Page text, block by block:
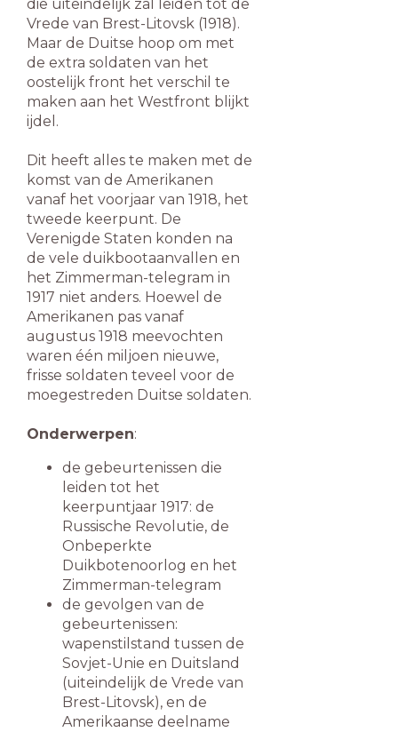
die uiteindelijk zal leiden tot de
Vrede van Brest-Litovsk (1918).
Maar de Duitse hoop om met
de extra soldaten van het
oostelijk front het verschil te
maken aan het Westfront blijkt
ijdel.
Dit heeft alles te maken met de
komst van de Amerikanen
vanaf het voorjaar van 1918, het
tweede keerpunt. De
Verenigde Staten konden na
de vele duikbootaanvallen en
het Zimmerman-telegram in
1917 niet anders. Hoewel de
Amerikanen pas vanaf
augustus 1918 meevochten
waren één miljoen nieuwe,
frisse soldaten teveel voor de
moegestreden Duitse soldaten.
Onderwerpen:
de gebeurtenissen die
leiden tot het
keerpuntjaar 1917: de
Russische Revolutie, de
Onbeperkte
Duikbotenoorlog en het
Zimmerman-telegram
de gevolgen van de
gebeurtenissen:
wapenstilstand tussen de
Sovjet-Unie en Duitsland
(uiteindelijk de Vrede van
Brest-Litovsk), en de
Amerikaanse deelname